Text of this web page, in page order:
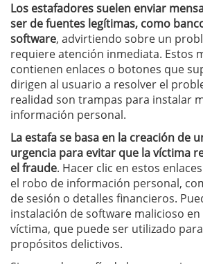
Los estafadores suelen enviar
ser de fuentes legítimas, como
software, advirtiendo sobre un
requiere atención inmediata. Estos
contienen enlaces o botones que
dirigen al usuario a resolver el
realidad son trampas para instalar
información personal.
La estafa se basa en la creación de
urgencia para evitar que la víctima
el fraude. Hacer clic en estos
el robo de información personal,
de sesión o detalles financieros.
instalación de software malicioso
víctima, que puede ser utilizado
propósitos delictivos.